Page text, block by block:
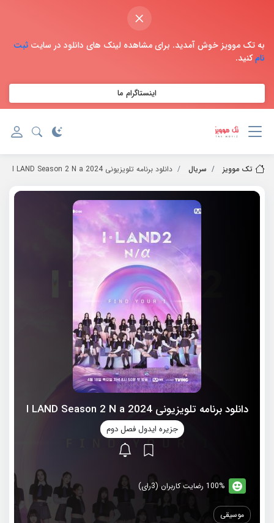
×
به تک موویز خوش آمدید. برای مشاهده لینک های دانلود در سایت ثبت
نامکنید.
اینستاگرام ما
تک موویز سریال دانلود برنامه تلویزیونی 2024 I LAND Season 2 N a
دانلود برنامه تلویزیونی 2024 I LAND Season 2 N a
جزیره ایدول فصل دوم
100% رضایت کاربران (3رای)
موسیقی